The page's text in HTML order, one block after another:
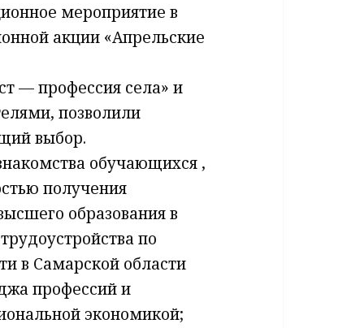
мероприятие в
акции «Апрельские
— профессия села» и
позволили
выбор.
обучающихся ,
получения
образования в
по
в Самарской области
профессий и
экономикой;